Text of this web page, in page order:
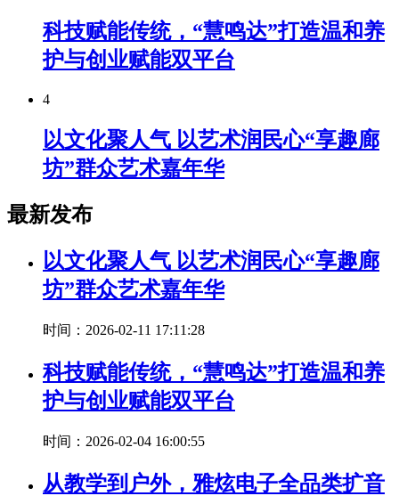
科技赋能传统，“慧鸣达”打造温和养
护与创业赋能双平台
4
以文化聚人气 以艺术润民心“享趣廊
坊”群众艺术嘉年华
最新发布
以文化聚人气 以艺术润民心“享趣廊
坊”群众艺术嘉年华
时间：2026-02-11 17:11:28
科技赋能传统，“慧鸣达”打造温和养
护与创业赋能双平台
时间：2026-02-04 16:00:55
从教学到户外，雅炫电子全品类扩音